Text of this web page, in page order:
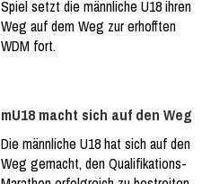
Spiel setzt die männliche U18 ihren
Weg auf dem Weg zur erhofften
WDM fort.
mU18 macht sich auf den Weg
Die männliche U18 hat sich auf den
Weg gemacht, den Qualifikations-